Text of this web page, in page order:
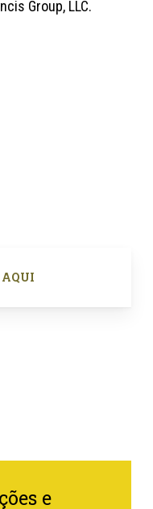
Group, LLC.
AQUI
e